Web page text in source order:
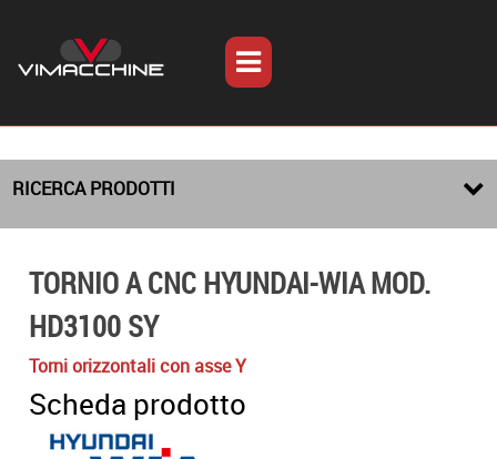
RICERCA PRODOTTI
TORNIO A CNC HYUNDAI-WIA MOD.
HD3100 SY
Torni orizzontali con asse Y
Scheda prodotto